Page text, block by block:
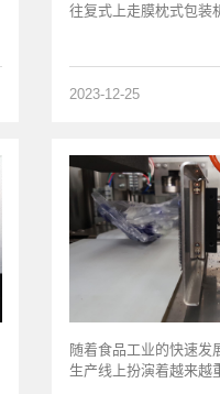
往复式上走膜枕式包装
2023-12-25
随着食品工业的快速发
生产线上扮演着越来越